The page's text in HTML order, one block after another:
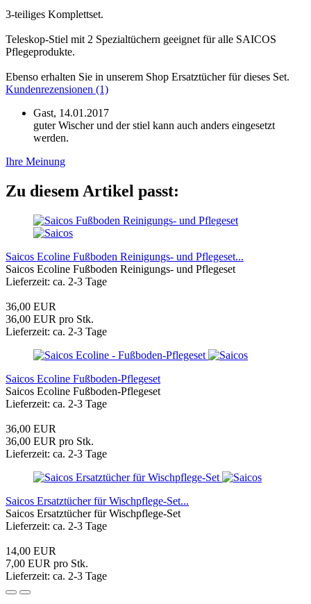
3-teiliges Komplettset.
Teleskop-Stiel mit 2 Spezialtüchern geeignet für alle SAICOS
Pflegeprodukte.
Ebenso erhalten Sie in unserem Shop Ersatztücher für dieses Set.
Kundenrezensionen (1)
Gast, 14.01.2017
guter Wischer und der stiel kann auch anders eingesetzt
werden.
Ihre Meinung
Zu diesem Artikel passt:
Saicos Ecoline Fußboden Reinigungs- und Pflegeset...
Saicos Ecoline Fußboden Reinigungs- und Pflegeset
Lieferzeit: ca. 2-3 Tage
36,00 EUR
36,00 EUR pro Stk.
Lieferzeit: ca. 2-3 Tage
Saicos Ecoline Fußboden-Pflegeset
Saicos Ecoline Fußboden-Pflegeset
Lieferzeit: ca. 2-3 Tage
36,00 EUR
36,00 EUR pro Stk.
Lieferzeit: ca. 2-3 Tage
Saicos Ersatztücher für Wischpflege-Set...
Saicos Ersatztücher für Wischpflege-Set
Lieferzeit: ca. 2-3 Tage
14,00 EUR
7,00 EUR pro Stk.
Lieferzeit: ca. 2-3 Tage